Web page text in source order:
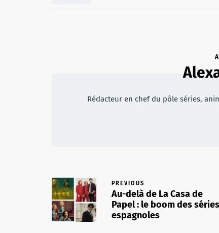
Rédacteur en chef du pôle séries,
PREVIOUS
Au-delà de La Casa de
Papel : le boom des séries
espagnoles